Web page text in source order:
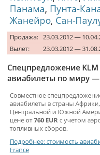
Панама, Пунта-
Жанейро, Сан-
Продажа: 23.03.2012 —
Вылет:
23.03.2012 —
Спецпредложение KLM
авиабилеты по миру —
Совместное
авиабилеты в страны
Центральной и Южной
цене от760 EURс учетом
топливных сборов.
Подробнее: стоимость
France